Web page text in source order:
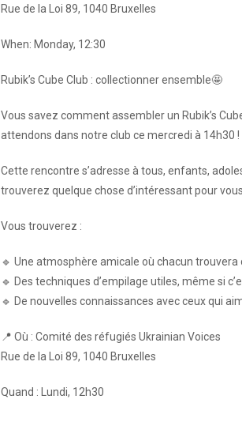
Rue de la Loi 89, 1040 Bruxelles
When: Monday, 12:30
Rubik’s Cube Club : collectionner ensemble🤩
Vous savez comment assembler un Rubik’s
attendons dans notre club ce mercredi à 14h30 !
Cette rencontre s’adresse à tous, enfants,
trouverez quelque chose d’intéressant pour
Vous trouverez :
🔹 Une atmosphère amicale où chacun trouvera
🔹 Des techniques d’empilage utiles, même si
🔹 De nouvelles connaissances avec ceux qui
📍 Où : Comité des réfugiés Ukrainian Voices
Rue de la Loi 89, 1040 Bruxelles
Quand : Lundi, 12h30